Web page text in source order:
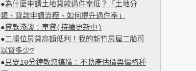
●為什麼申請土地貸款過件率低？「土地分
類、貸款申請流程、如何提升過件率」
●貸款淺談：車貸(持續更新中)
●二順位房貸高額低利！我的新竹房屋二胎可
以貸多少?
●只要10分鐘教您搞懂：不動產估價與價格種